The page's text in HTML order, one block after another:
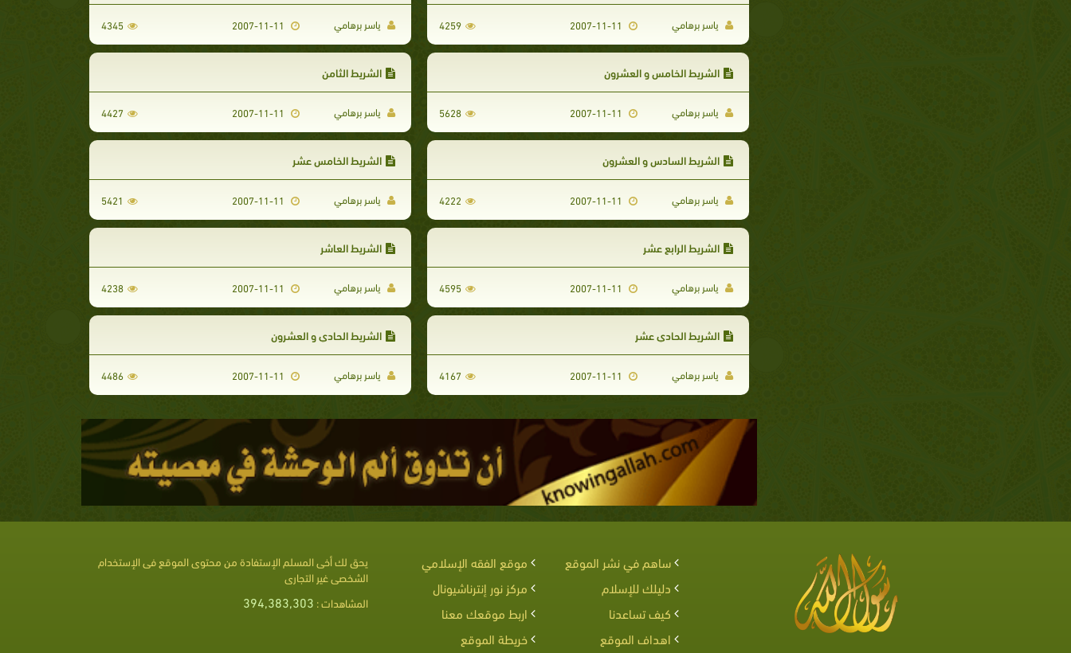
ياسر برهامي 4259 ياسر برهامي 4345
الشريط الخامس و العشرون
ياسر برهامي 5628
الشريط الثامن
ياسر برهامي 4427
الشريط السادس و العشرون
ياسر برهامي 4222
الشريط الخامس عشر
ياسر برهامي 5421
الشريط الرابع عشر
ياسر برهامي 4595
الشريط العاشر
ياسر برهامي 4238
الشريط الحادي عشر
ياسر برهامي 4167
الشريط الحادي و العشرون
ياسر برهامي 4486
ساهم في نشر الموقع
موقع الفقه الإسلامي
دليلك للإسلام
مركز نور إنترناشيونال
كيف تساعدنا
اربط موقعك معنا
اهداف الموقع
خريطة الموقع
يحق لك أخى المسلم الإستفادة من محتوى الموقع فى الإستخدام
الشخصى غير التجارى
المشاهدات : 394,383,303